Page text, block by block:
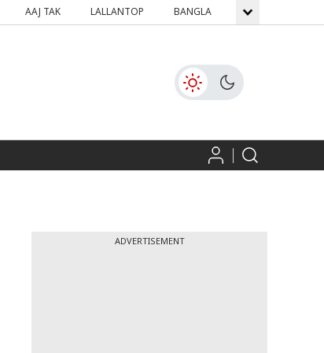
AAJ TAK LALLANTOP BANGLA GNTTV
ADVERTISEMENT